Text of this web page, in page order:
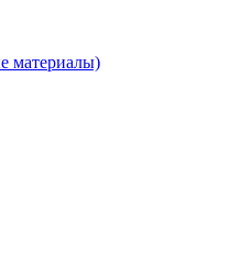
материалы)